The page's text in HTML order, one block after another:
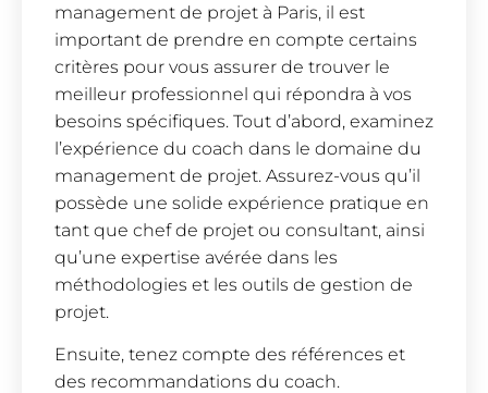
management de projet à Paris, il est
important de prendre en compte certains
critères pour vous assurer de trouver le
meilleur professionnel qui répondra à vos
besoins spécifiques. Tout d’abord, examinez
l’expérience du coach dans le domaine du
management de projet. Assurez-vous qu’il
possède une solide expérience pratique en
tant que chef de projet ou consultant, ainsi
qu’une expertise avérée dans les
méthodologies et les outils de gestion de
projet.
Ensuite, tenez compte des références et
des recommandations du coach.